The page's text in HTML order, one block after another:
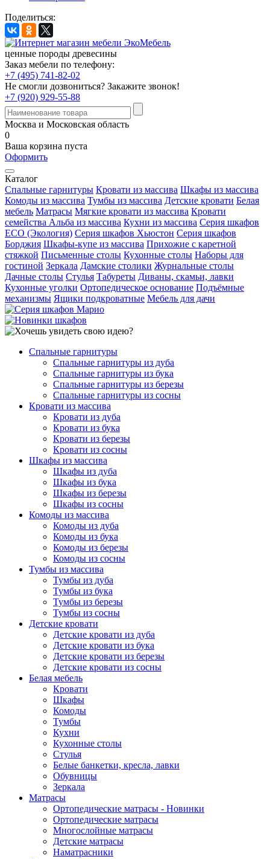
Поделиться:
ценные породы древесины
Заказ мебели по телефону:
+7 (495) 741-82-02
Не смогли дозвониться? Закажите звонок!
+7 (920) 929-55-88
Москва и Московская область
0
Ваша корзина пуста
Оформить
Каталог
Спальные гарнитуры Кровати из массива Шкафы из массива
Комоды из массива Тумбы из массива Детские кровати Белая
мебель Матрасы Мягкие кровати из массива Кровати
семейства Альба из массива Кухни из массива Серия шкафов
ECO (Экология) Серия шкафов Хьюстон Серия шкафов
Борджия Шкафы-купе из массива Прихожие с каретной
стяжкой Письменные столы Кухонные столы Наборы для
гостиной Зеркала Дамские столики Журнальные столы
Дачные столы Стулья Табуреты Диваны, скамьи, лавки
Кухонные уголки Ортопедическое основание Подъёмные
механизмы Ящики подкроватные Мебель для дачи
Спальные гарнитуры
Спальные гарнитуры из дуба
Спальные гарнитуры из бука
Спальные гарнитуры из березы
Спальные гарнитуры из сосны
Кровати из массива
Кровати из дуба
Кровати из бука
Кровати из березы
Кровати из сосны
Шкафы из массива
Шкафы из дуба
Шкафы из бука
Шкафы из березы
Шкафы из сосны
Комоды из массива
Комоды из дуба
Комоды из бука
Комоды из березы
Комоды из сосны
Тумбы из массива
Тумбы из дуба
Тумбы из бука
Тумбы из березы
Тумбы из сосны
Детские кровати
Детские кровати из дуба
Детские кровати из бука
Детские кровати из березы
Детские кровати из сосны
Белая мебель
Кровати
Шкафы
Комоды
Тумбы
Кухни
Кухонные столы
Стулья
Белые банкетки, кресла, лавки
Обувницы
Зеркала
Матрасы
Ортопедические матрасы - Новинки
Ортопедические матрасы
Многослойные матрасы
Детские матрасы
Наматрасники